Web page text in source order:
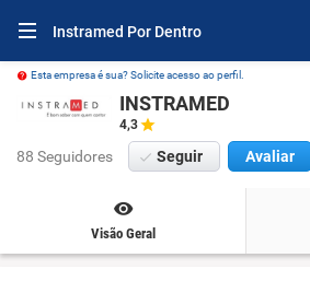
Instramed Por Dentro
Esta empresa é sua? Solicite acesso ao perfil.
INSTRAMED
4,3
88 Seguidores Seguir Avaliar
Visão Geral